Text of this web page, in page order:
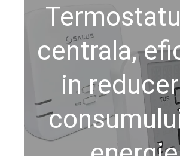
centrala,
in